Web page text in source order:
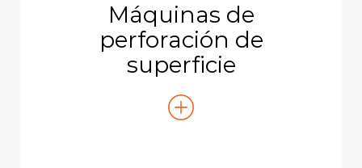
Máquinas de
perforación de
superficie